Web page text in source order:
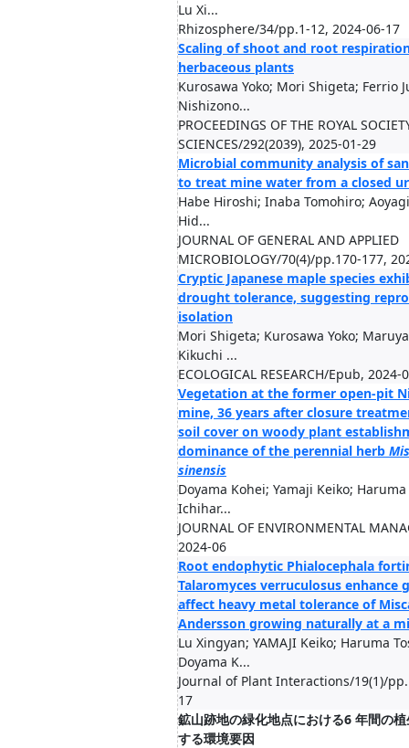
Lu Xi...
Rhizosphere/34/pp.1-12, 2024-06-17
Scaling of shoot and root
herbaceous plants
Kurosawa Yoko; Mori Shigeta; Ferrio
Nishizono...
PROCEEDINGS OF THE ROYAL
SCIENCES/292(2039), 2025-01-29
Microbial community analysis of
to treat mine water from a closed
Habe Hiroshi; Inaba Tomohiro;
Hid...
JOURNAL OF GENERAL AND APPLIED
MICROBIOLOGY/70(4)/pp.170-177,
Cryptic Japanese maple species
drought tolerance, suggesting
isolation
Mori Shigeta; Kurosawa Yoko;
Kikuchi ...
ECOLOGICAL RESEARCH/Epub, 2024-
Vegetation at the former open-pit
mine, 36 years after closure
soil cover on woody plant
dominance of the perennial herb
sinensis
Doyama Kohei; Yamaji Keiko;
Ichihar...
JOURNAL OF ENVIRONMENTAL
2024-06
Root endophytic Phialocephala
Talaromyces verruculosus enhance
affect heavy metal tolerance of
Andersson growing naturally at a
Lu Xingyan; YAMAJI Keiko; Haruma
Doyama K...
Journal of Plant Interactions/19(1)/
17
鉱山跡地の緑化地点における6 年間の
する環境要因